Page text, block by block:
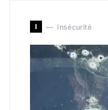
I Insécurité